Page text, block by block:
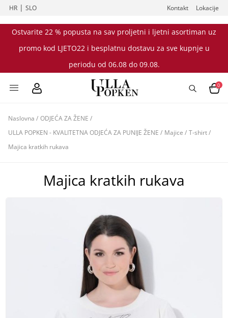
HR |SLO Kontakt Lokacije
Ostvarite 22 % popusta na sav proljetni i ljetni asortiman uz
promo kod LJETO22 i besplatnu dostavu za sve kupnje u
periodu od 06.08 do 09.08.
0
Naslovna / ODJEĆA ZA ŽENE /
ULLA POPKEN - KVALITETNA ODJEĆA ZA PUNIJE ŽENE / Majice / T-shirt/
Majica kratkih rukava
Majica kratkih rukava